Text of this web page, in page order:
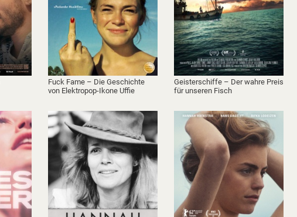
Fuck Fame – Die Geschichte
von Elektropop-Ikone Uffie
Geisterschiffe – Der wahre Preis
für unseren Fisch